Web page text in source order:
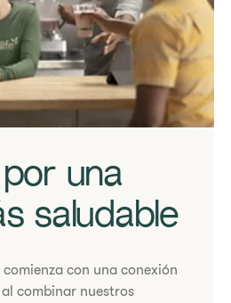
una
saludable
con una conexión
combinar nuestros